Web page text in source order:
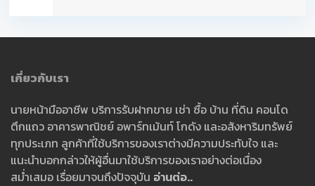
เกี่ยวกับเรา
นายหน้ามืออาชีพ บริการรับฝากขาย เช่า ซื้อ บ้าน ที่ดิน คอนโด
ตึกแถว อาคารพาณิชย์ อพาร์ทเม้นท์ โกดัง และอสังหาริมทรัพย์
ทุกประเภท ลูกค้าที่ใช้บริการของเราต่างมีความประทับใจ และ
แนะนำบอกกล่าวให้ผู้อื่นมาใช้บริการของเราอย่างต่อเนื่อง
สม่ำเสมอ เรื่อยมาจนถึงปัจจุบัน อ่านต่อ..